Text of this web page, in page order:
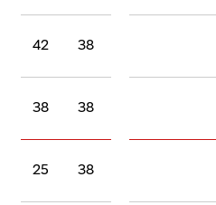
38
42
38
38
38
25